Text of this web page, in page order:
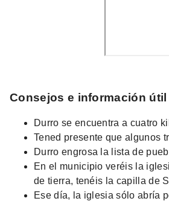
Consejos e información útil
Durro se encuentra a cuatro
Tened presente que algunos
Durro engrosa la lista de
En el municipio veréis la
de tierra, tenéis la capilla de
Ese día, la iglesia sólo abría